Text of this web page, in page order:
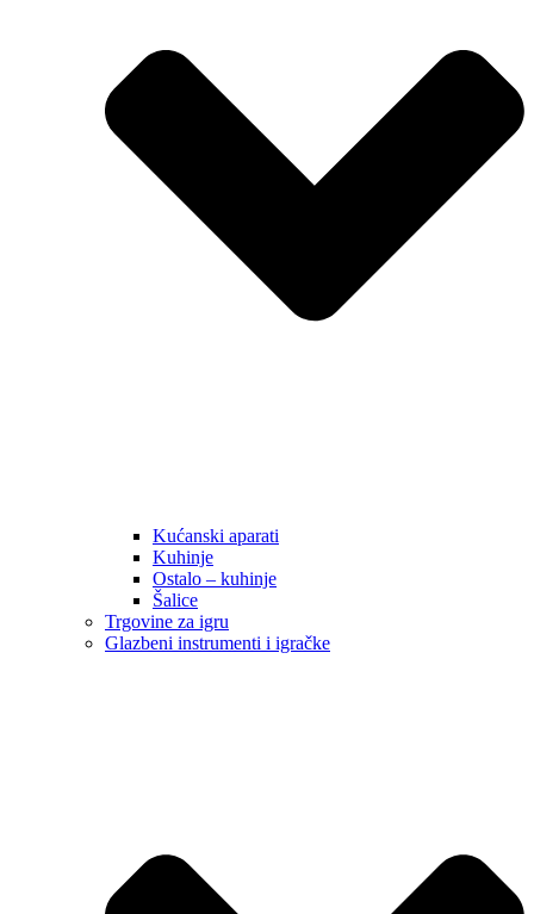
Kućanski aparati
Kuhinje
Ostalo – kuhinje
Šalice
Trgovine za igru
Glazbeni instrumenti i igračke